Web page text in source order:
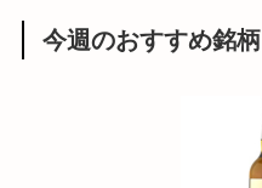
今週のおすすめ銘柄